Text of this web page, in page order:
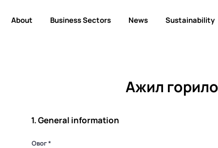
About Business Sectors News Sustainability
Ажил
1. General information
Овог